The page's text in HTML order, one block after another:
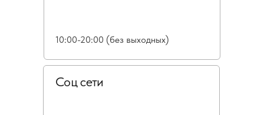
10:00-20:00 (без выходных)
Соц сети